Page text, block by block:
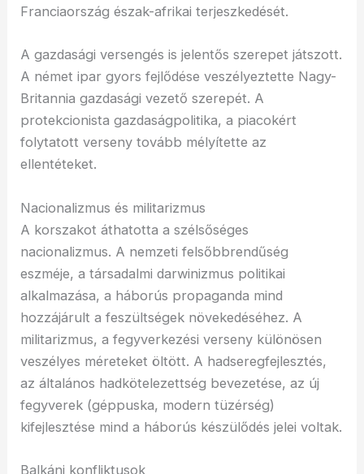
Franciaország észak-afrikai terjeszkedését.
A gazdasági versengés is jelentős szerepet játszott.
A német ipar gyors fejlődése veszélyeztette Nagy-
Britannia gazdasági vezető szerepét. A
protekcionista gazdaságpolitika, a piacokért
folytatott verseny tovább mélyítette az
ellentéteket.
Nacionalizmus és militarizmus
A korszakot áthatotta a szélsőséges
nacionalizmus. A nemzeti felsőbbrendűség
eszméje, a társadalmi darwinizmus politikai
alkalmazása, a háborús propaganda mind
hozzájárult a feszültségek növekedéséhez. A
militarizmus, a fegyverkezési verseny különösen
veszélyes méreteket öltött. A hadseregfejlesztés,
az általános hadkötelezettség bevezetése, az új
fegyverek (géppuska, modern tüzérség)
kifejlesztése mind a háborús készülődés jelei voltak.
Balkáni konfliktusok